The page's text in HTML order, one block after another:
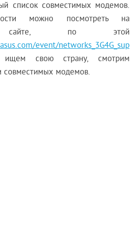
список совместимых модемов.
можно посмотреть на
сайте, по этой
event/networks_3G4G_sup
свою страну, смотрим
совместимых модемов.